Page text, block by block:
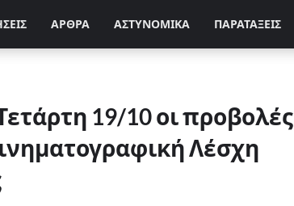
ΑΡΘΡΑ ΑΣΤΥΝΟΜΙΚΑ ΠΑΡΑΤΑΞΕΙΣ
19/10 οι προβολές
Λέσχη